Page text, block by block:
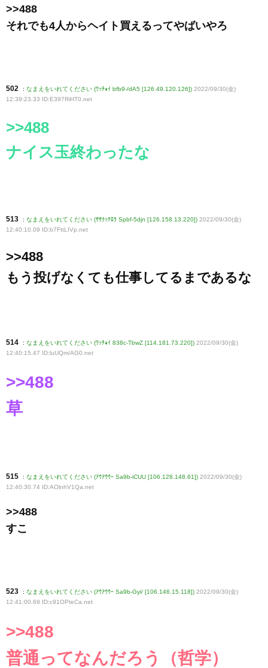
>>488
それでも4人からヘイト買えるってやばいやろ
502 : なまえをいれてください (ﾜｯﾁｮｲ bfb9-/dA5 [126.49.120.126]) 2022/09/30(金)
12:39:23.33 ID:E397RiHT0 .net
>>488
ナイス玉終わったな
513 : なまえをいれてください (ｻｻｸｯﾃﾛﾗ Spbf-5djn [126.158.13.220]) 2022/09/30(金)
12:40:10.09 ID:b7FttLIVp .net
>>488
もう投げなくても仕事してるまであるな
514 : なまえをいれてください (ﾜｯﾁｮｲ 838c-TbwZ [114.181.73.220]) 2022/09/30(金)
12:40:15.47 ID:luUQm/AG0 .net
>>488
草
515 : なまえをいれてください (ｱｳｱｳｳｰ Sa9b-iCUU [106.128.148.61]) 2022/09/30(金)
12:40:30.74 ID:AOlnhV1Qa.net
>>488
すこ
523 : なまえをいれてください (ｱｳｱｳｳｰ Sa9b-Gyi/ [106.146.15.118]) 2022/09/30(金)
12:41:00.69 ID:c91OPteCa.net
>>488
普通ってなんだろう（哲学）